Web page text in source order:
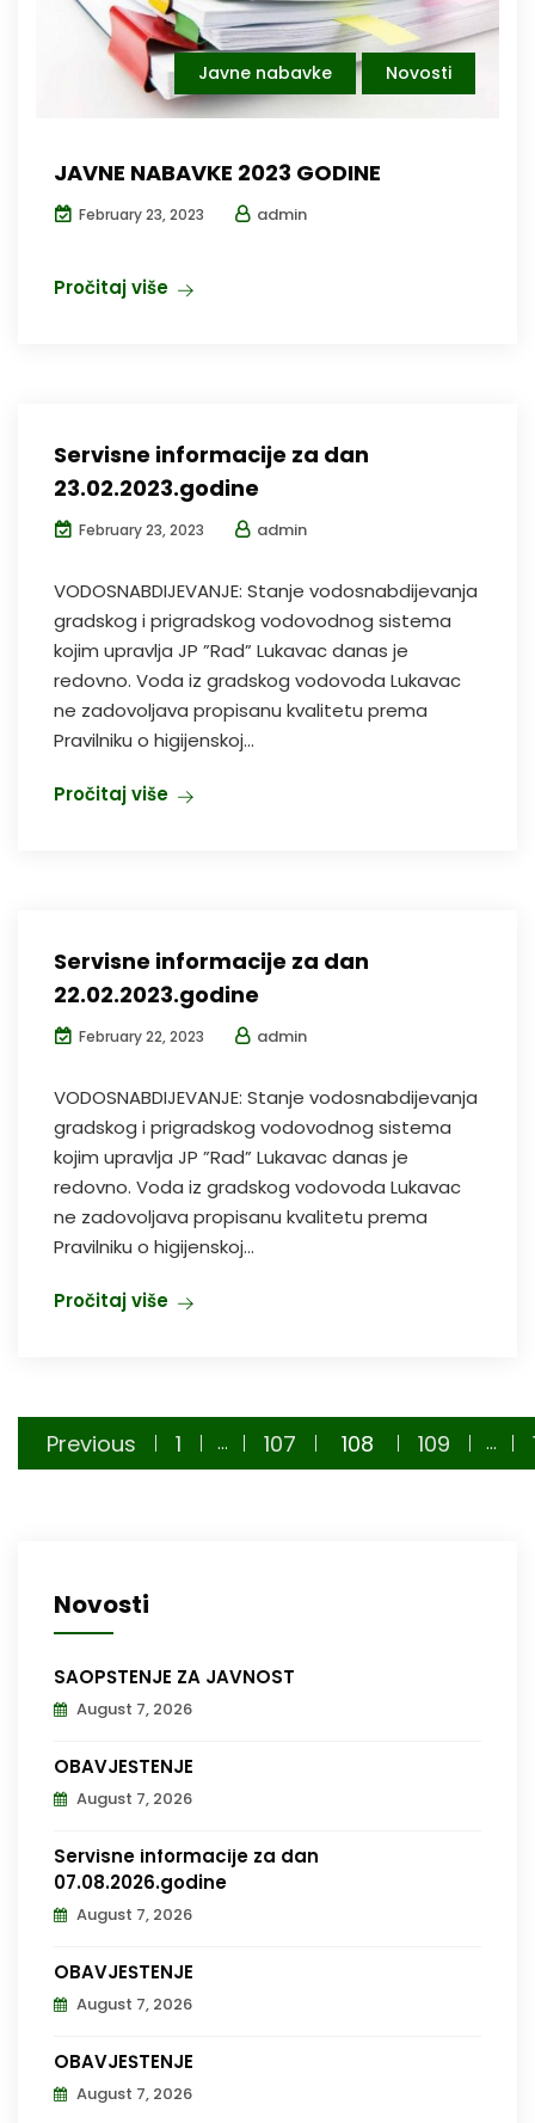
Javne nabavke Novosti
JAVNE NABAVKE 2023 GODINE
February 23, 2023 admin
Pročitaj više
Servisne informacije za dan
23.02.2023.godine
February 23, 2023 admin
VODOSNABDIJEVANJE: Stanje vodosnabdijevanja
gradskog i prigradskog vodovodnog sistema
kojim upravlja JP ”Rad” Lukavac danas je
redovno. Voda iz gradskog vodovoda Lukavac
ne zadovoljava propisanu kvalitetu prema
Pravilniku o higijenskoj...
Pročitaj više
Servisne informacije za dan
22.02.2023.godine
February 22, 2023 admin
VODOSNABDIJEVANJE: Stanje vodosnabdijevanja
gradskog i prigradskog vodovodnog sistema
kojim upravlja JP ”Rad” Lukavac danas je
redovno. Voda iz gradskog vodovoda Lukavac
ne zadovoljava propisanu kvalitetu prema
Pravilniku o higijenskoj...
Pročitaj više
Posts
Previous 1 … 107 108 109 …
Novosti
SAOPŠTENJE ZA JAVNOST
August 7, 2026
OBAVJEŠTENJE
August 7, 2026
Servisne informacije za dan
07.08.2026.godine
August 7, 2026
OBAVJEŠTENJE
August 7, 2026
OBAVJEŠTENJE
August 7, 2026